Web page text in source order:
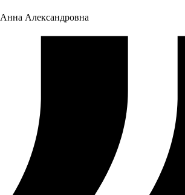
Анна Александровна